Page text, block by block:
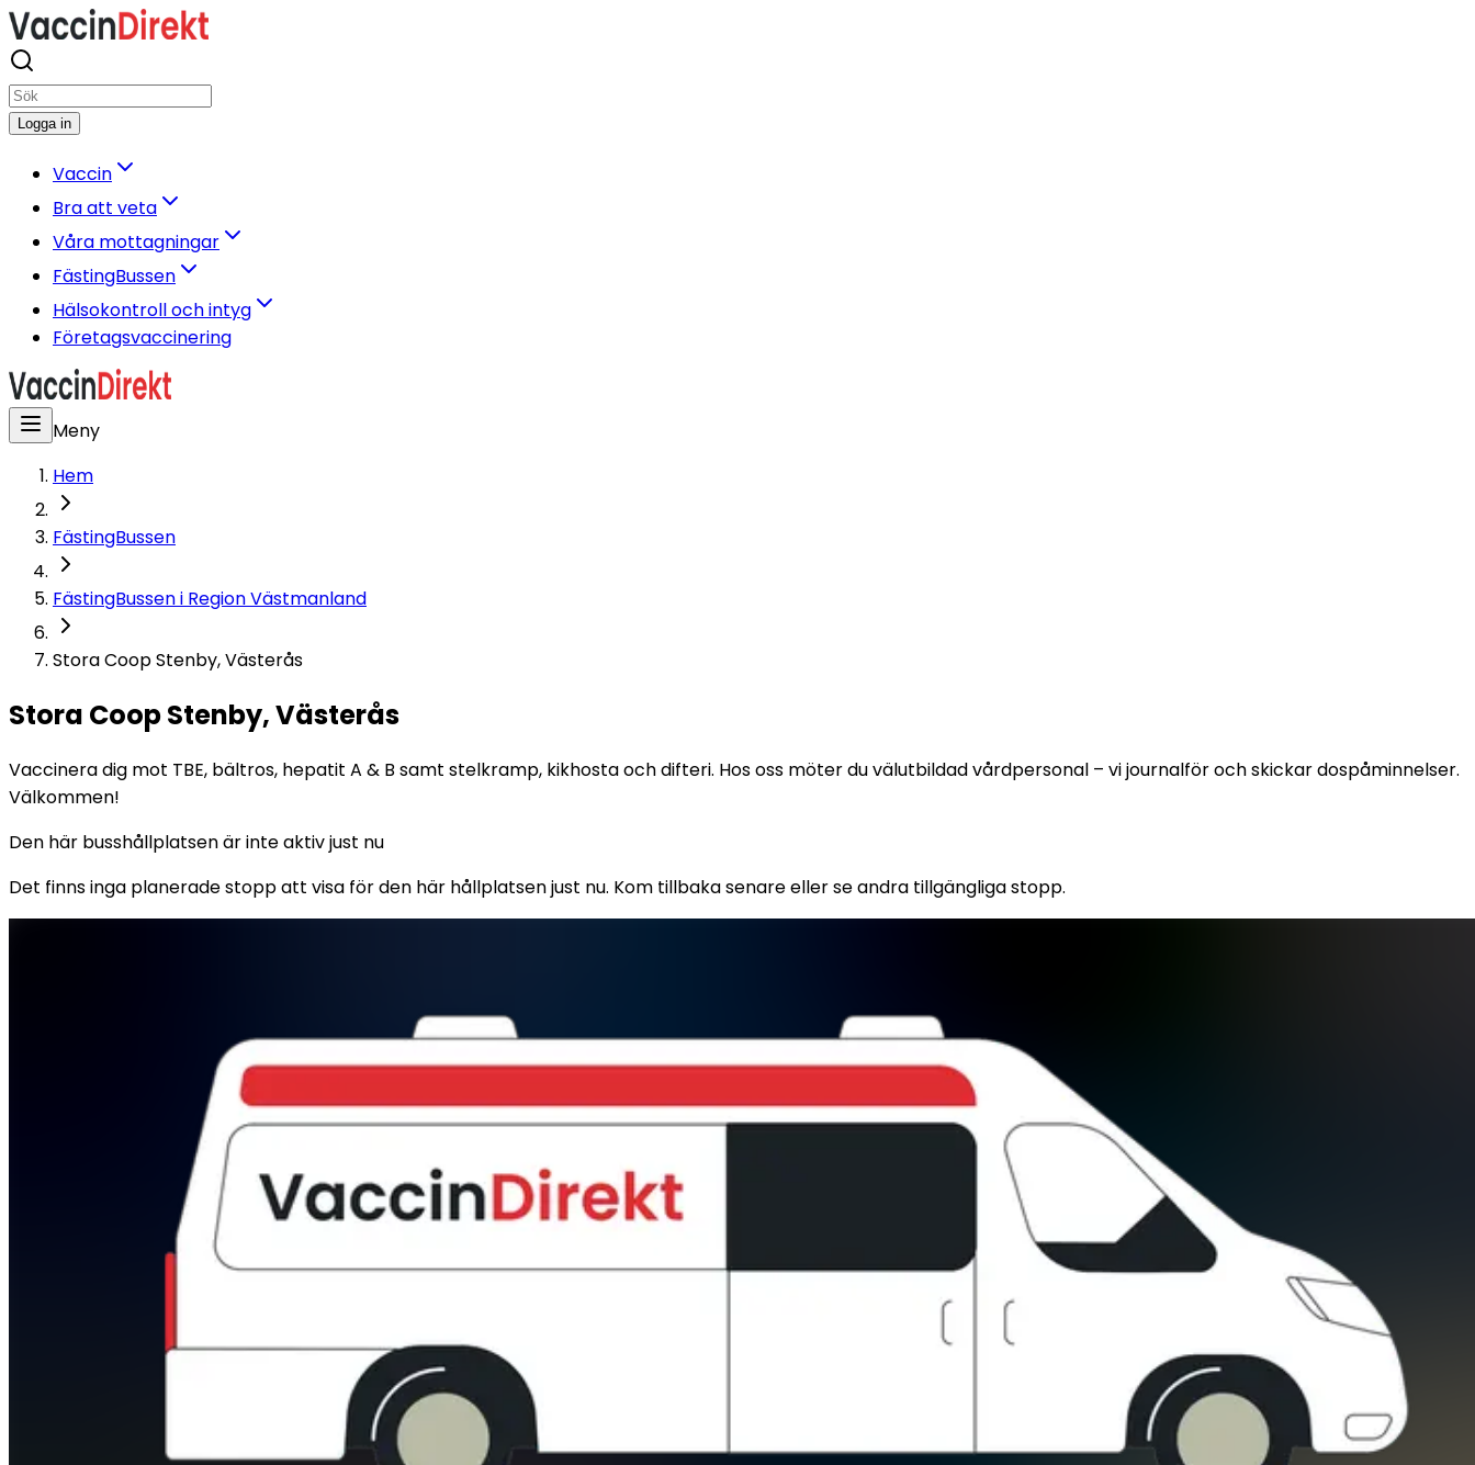
Logga in
Vaccin
Bra att veta
Våra mottagningar
FästingBussen
Hälsokontroll och intyg
Företagsvaccinering
Meny
Hem
FästingBussen
FästingBussen i Region Västmanland
Stora Coop Stenby, Västerås
Stora Coop Stenby, Västerås
Vaccinera dig mot TBE, bältros, hepatit A & B samt stelkramp, kikhosta och difteri. Hos oss möter du välutbildad vårdpersonal – vi journalför och skickar dospåminnelser.
Välkommen!
Den här busshållplatsen är inte aktiv just nu
Det finns inga planerade stopp att visa för den här hållplatsen just nu. Kom tillbaka senare eller se andra tillgängliga stopp.